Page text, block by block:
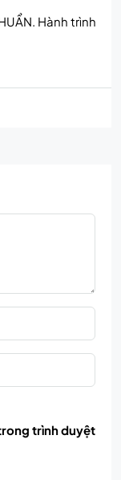
Hành trình
trình duyệt